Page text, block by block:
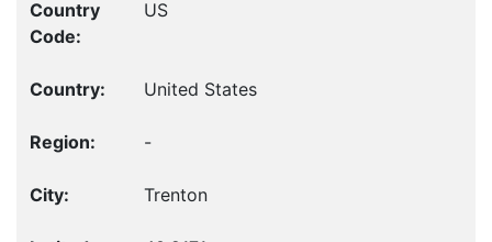
US
United States
-
Trenton